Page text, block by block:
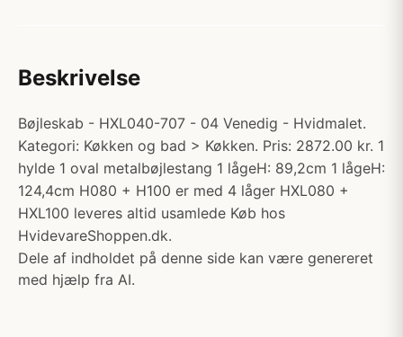
Beskrivelse
Bøjleskab - HXL040-707 - 04 Venedig - Hvidmalet.
Kategori: Køkken og bad > Køkken. Pris: 2872.00 kr. 1
hylde 1 oval metalbøjlestang 1 lågeH: 89,2cm 1 lågeH:
124,4cm H080 + H100 er med 4 låger HXL080 +
HXL100 leveres altid usamlede Køb hos
HvidevareShoppen.dk.
Dele af indholdet på denne side kan være genereret
med hjælp fra AI.